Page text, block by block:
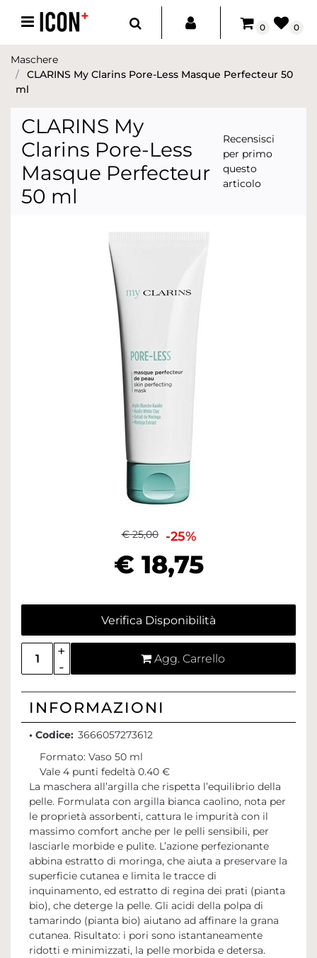
Open menu
0 0
Maschere
CLARINS My Clarins Pore-Less Masque Perfecteur 50
ml
CLARINS My
Clarins Pore-Less
Masque Perfecteur
50 ml
Recensisci
per primo
questo
articolo
€ 25,00 -25%
€ 18,75
Verifica Disponibilità
Quantità
Agg. Carrello
INFORMAZIONI
• Codice: 3666057273612
Formato: Vaso 50 ml
Vale 4 punti fedeltà 0.40 €
La maschera all’argilla che rispetta l’equilibrio della
pelle. Formulata con argilla bianca caolino, nota per
le proprietà assorbenti, cattura le impurità con il
massimo comfort anche per le pelli sensibili, per
lasciarle morbide e pulite. L’azione perfezionante
abbina estratto di moringa, che aiuta a preservare la
superficie cutanea e limita le tracce di
inquinamento, ed estratto di regina dei prati (pianta
bio), che deterge la pelle. Gli acidi della polpa di
tamarindo (pianta bio) aiutano ad affinare la grana
cutanea. Risultato: i pori sono istantaneamente
ridotti e minimizzati, la pelle morbida e detersa.